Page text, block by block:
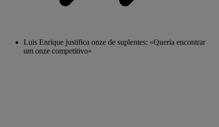
Luis Enrique justifica onze de suplentes: «Queria encontrar
um onze competitivo»